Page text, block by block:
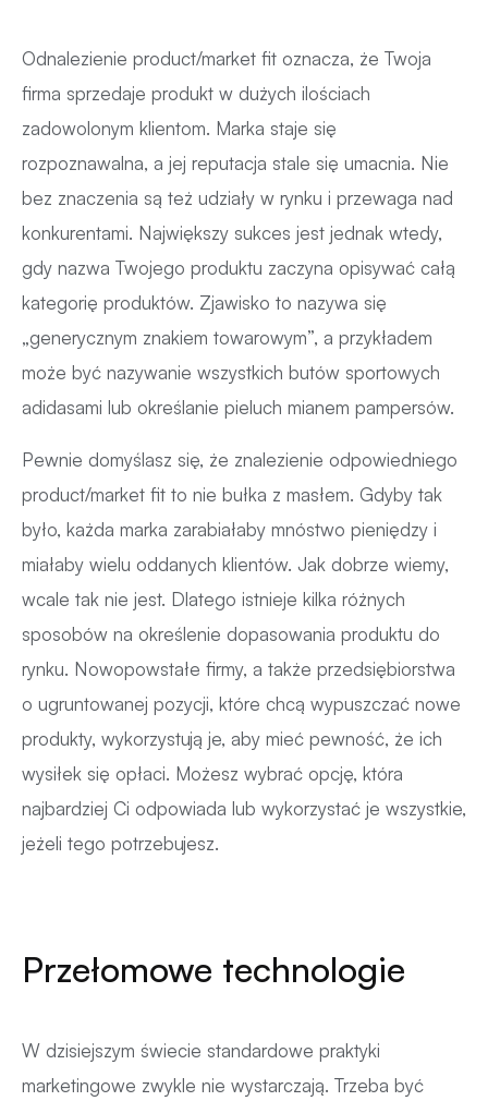
Odnalezienie product/market fit oznacza, że Twoja
firma sprzedaje produkt w dużych ilościach
zadowolonym klientom. Marka staje się
rozpoznawalna, a jej reputacja stale się umacnia. Nie
bez znaczenia są też udziały w rynku i przewaga nad
konkurentami. Największy sukces jest jednak wtedy,
gdy nazwa Twojego produktu zaczyna opisywać całą
kategorię produktów. Zjawisko to nazywa się
„generycznym znakiem towarowym”, a przykładem
może być nazywanie wszystkich butów sportowych
adidasami lub określanie pieluch mianem pampersów.
Pewnie domyślasz się, że znalezienie odpowiedniego
product/market fit to nie bułka z masłem. Gdyby tak
było, każda marka zarabiałaby mnóstwo pieniędzy i
miałaby wielu oddanych klientów. Jak dobrze wiemy,
wcale tak nie jest. Dlatego istnieje kilka różnych
sposobów na określenie dopasowania produktu do
rynku. Nowopowstałe firmy, a także przedsiębiorstwa
o ugruntowanej pozycji, które chcą wypuszczać nowe
produkty, wykorzystują je, aby mieć pewność, że ich
wysiłek się opłaci. Możesz wybrać opcję, która
najbardziej Ci odpowiada lub wykorzystać je wszystkie,
jeżeli tego potrzebujesz.
Przełomowe technologie
W dzisiejszym świecie standardowe praktyki
marketingowe zwykle nie wystarczają. Trzeba być